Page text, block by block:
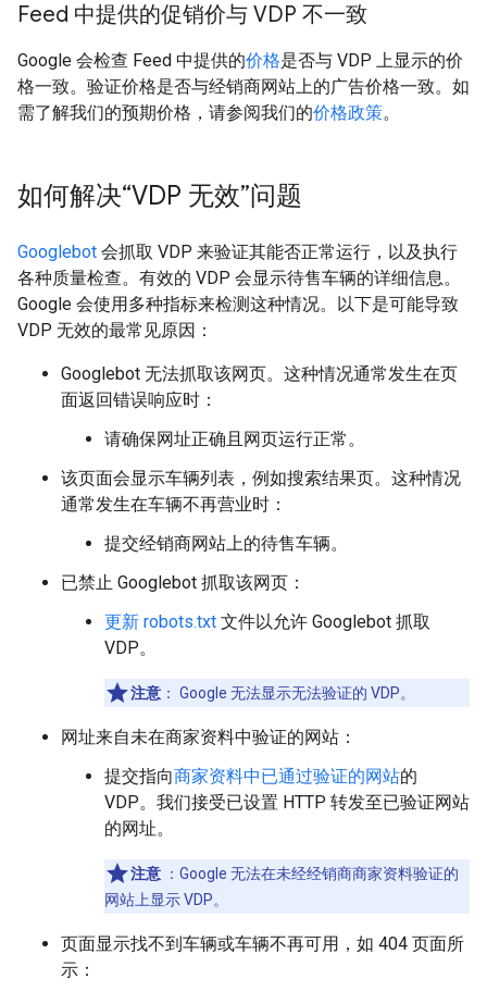
Feed 中提供的促销价与 VDP 不一致
Google 会检查 Feed 中提供的价格是否与 VDP 上显示的价
格一致。验证价格是否与经销商网站上的广告价格一致。如
需了解我们的预期价格，请参阅我们的价格政策。
如何解决“VDP 无效”问题
Googlebot 会抓取 VDP 来验证其能否正常运行，以及执行
各种质量检查。有效的 VDP 会显示待售车辆的详细信息。
Google 会使用多种指标来检测这种情况。以下是可能导致
VDP 无效的最常见原因：
Googlebot 无法抓取该网页。这种情况通常发生在页
面返回错误响应时：
请确保网址正确且网页运行正常。
该页面会显示车辆列表，例如搜索结果页。这种情况
通常发生在车辆不再营业时：
提交经销商网站上的待售车辆。
已禁止 Googlebot 抓取该网页：
更新 robots.txt 文件以允许 Googlebot 抓取
VDP。
注意 ： Google 无法显示无法验证的 VDP。
网址来自未在商家资料中验证的网站：
提交指向商家资料中已通过验证的网站的
VDP。我们接受已设置 HTTP 转发至已验证网站
的网址。
注意 ：Google 无法在未经经销商商家资料验证的
网站上显示 VDP。
页面显示找不到车辆或车辆不再可用，如 404 页面所
示：